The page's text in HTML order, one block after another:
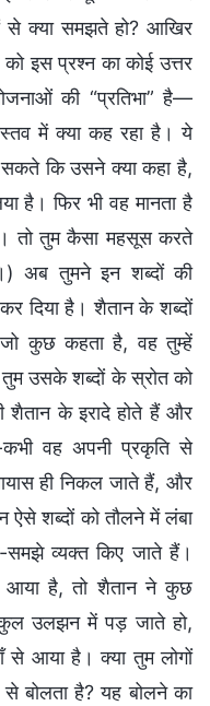
से क्या समझते हो? आखिर
इस प्रश्न का कोई उत्तर
की “प्रतिभा” है—
में क्या कह रहा है। ये
कि उसने क्या कहा है,
है। फिर भी वह मानता है
तो तुम कैसा महसूस करते
अब तुमने इन शब्दों की
दिया है। शैतान के शब्दों
जो कुछ कहता है, वह तुम्हें
उसके शब्दों के स्रोत को
के इरादे होते हैं और
वह अपनी प्रकृति से
ही निकल जाते हैं, और
शब्दों को तौलने में लंबा
समझे व्यक्त किए जाते हैं।
आया है, तो शैतान ने कुछ
उलझन में पड़ जाते हो,
से आया है। क्या तुम लोगों
बोलता है? यह बोलने का